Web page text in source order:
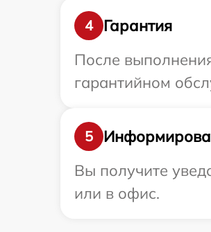
4
Гарантия
После
гарантийном
5
Вы получите
или в офис.